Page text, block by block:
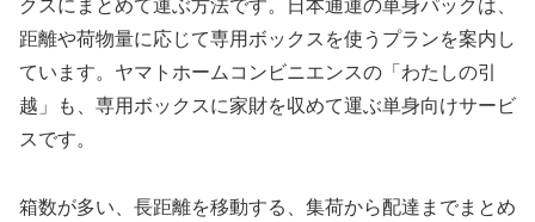
クスにまとめて運ぶ方法です。日本通運の単身パックは、
距離や荷物量に応じて専用ボックスを使うプランを案内し
ています。ヤマトホームコンビニエンスの「わたしの引
越」も、専用ボックスに家財を収めて運ぶ単身向けサービ
スです。
箱数が多い、長距離を移動する、集荷から配達までまとめ